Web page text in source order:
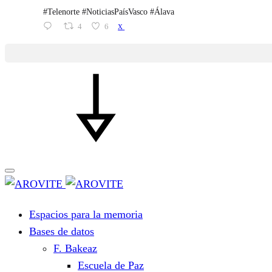
#Telenorte #NoticiasPaísVasco #Álava
4 6 X
Espacios para la memoria
Bases de datos
F. Bakeaz
Escuela de Paz